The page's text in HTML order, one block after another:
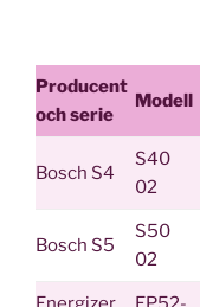
Producent
och serie
Modell
Bosch S4
S40
02
Bosch S5
S50
02